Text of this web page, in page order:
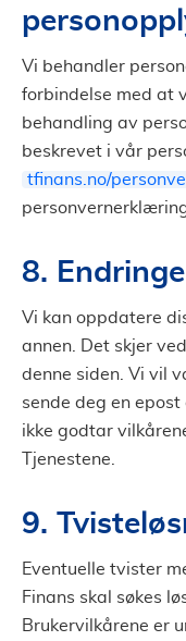
Vi behandler
forbindelse med at
behandling av
beskrevet i vår
tfinans.no/
8.
Vi kan oppdatere
annen. Det skjer
denne siden. Vi vil
sende deg en
ikke godtar
Tjenestene.
9.
Eventuelle tvister
Finans skal søkes
Brukervilkårene er